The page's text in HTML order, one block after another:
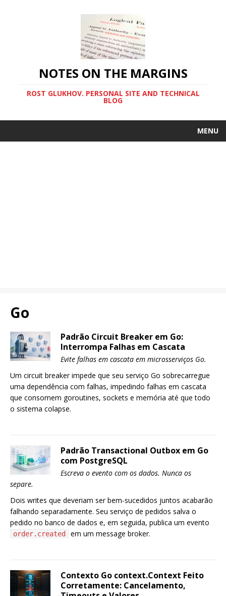
NOTES ON THE MARGINS
ROST GLUKHOV. PERSONAL SITE AND TECHNICAL
BLOG
MENU
Go
Padrão Circuit Breaker em Go:
Interrompa Falhas em Cascata
Evite falhas em cascata em microsserviços Go.
Um circuit breaker impede que seu serviço Go sobrecarregue
uma dependência com falhas, impedindo falhas em cascata
que consomem goroutines, sockets e memória até que todo
o sistema colapse.
Padrão Transactional Outbox em Go
com PostgreSQL
Escreva o evento com os dados. Nunca os
separe.
Dois writes que deveriam ser bem-sucedidos juntos acabarão
falhando separadamente. Seu serviço de pedidos salva o
pedido no banco de dados e, em seguida, publica um evento
order.created em um message broker.
Contexto Go context.Context Feito
Corretamente: Cancelamento,